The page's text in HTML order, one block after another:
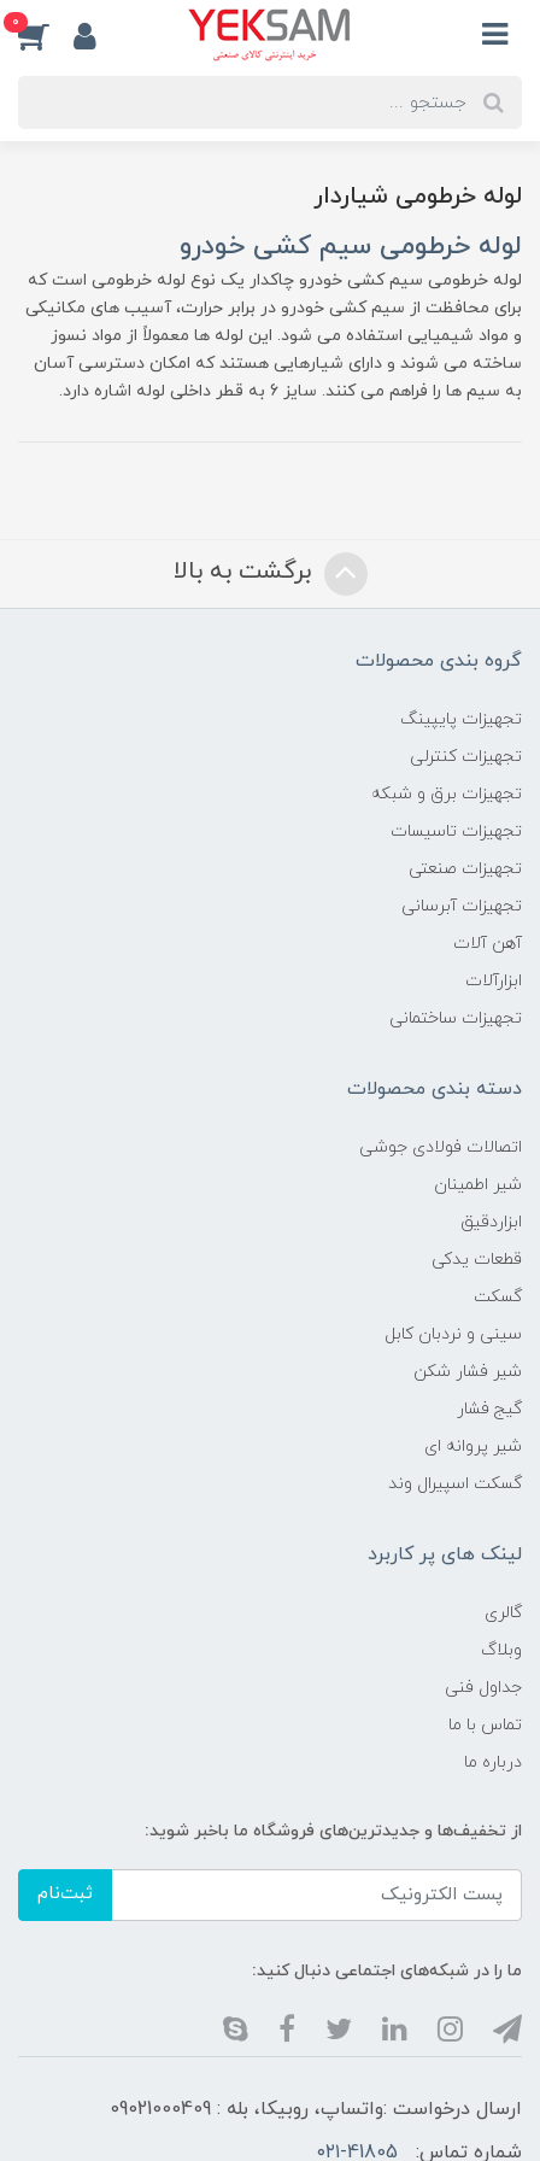
0
لوله خرطومی شیاردار
لوله خرطومی سیم کشی خودرو
لوله خرطومی سیم کشی خودرو چاکدار یک نوع لوله خرطومی است که
برای محافظت از سیم کشی خودرو در برابر حرارت، آسیب های مکانیکی
و مواد شیمیایی استفاده می شود. این لوله ها معمولاً از مواد نسوز
ساخته می شوند و دارای شیارهایی هستند که امکان دسترسی آسان
به سیم ها را فراهم می کنند. سایز 6 به قطر داخلی لوله اشاره دارد.
برگشت به بالا
گروه بندی محصولات
تجهیزات پایپینگ
تجهیزات کنترلی
تجهیزات برق و شبکه
تجهیزات تاسیسات
تجهیزات صنعتی
تجهیزات آبرسانی
آهن آلات
ابزارآلات
تجهیزات ساختمانی
دسته بندی محصولات
اتصالات فولادی جوشی
شیر اطمینان
ابزاردقیق
قطعات یدکی
گسکت
سینی و نردبان کابل
شیر فشار شکن
گیج فشار
شیر پروانه ای
گسکت اسپیرال وند
لینک های پر کاربرد
گالری
وبلاگ
جداول فنی
تماس با ما
درباره ما
از تخفیف‌ها و جدیدترین‌های فروشگاه ما باخبر شوید:
ثبت‌نام
ما را در شبکه‌های اجتماعی دنبال کنید:
ارسال درخواست :واتساپ، روبیکا، بله : 09021000409
شماره تماس:
۰۲۱-41805